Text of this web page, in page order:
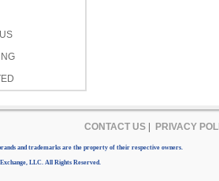
CONTACT US| PRIVACY
and trademarks are the property of their respective owners.
LLC. All Rights Reserved.